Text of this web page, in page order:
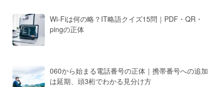
Wi-Fiは何の略？IT略語クイズ15問｜PDF・QR・
pingの正体
060から始まる電話番号の正体｜携帯番号への追加
は延期、頭3桁でわかる見分け方